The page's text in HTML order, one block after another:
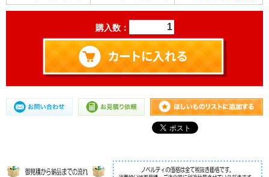
購入数：